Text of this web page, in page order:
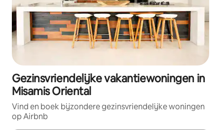
Gezinsvriendelijke vakantiewoningen in
Misamis Oriental
Vind en boek bijzondere gezinsvriendelijke woningen
op Airbnb